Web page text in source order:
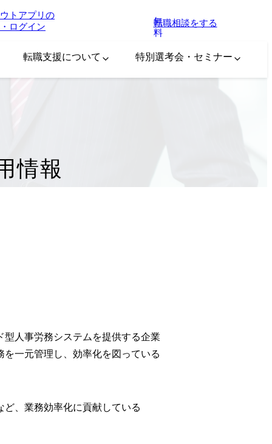
トアプリの
ログイン
無
料
転職相談をする
転職支援について 特別選考会・セミナー
情報
人事労務システムを提供する企業
一元管理し、効率化を図っている
、業務効率化に貢献している